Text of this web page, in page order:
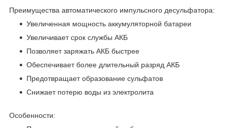
Преимущества автоматического импульсного десульфатора:
Увеличенная мощность аккумуляторной батареи
Увеличивает срок службы АКБ
Позволяет заряжать АКБ быстрее
Обеспечивает более длительный разряд АКБ
Предотвращает образование сульфатов
Снижает потерю воды из электролита
Особенности: